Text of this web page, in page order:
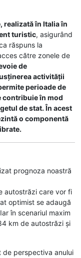
realizată în Italia în
turistic, asigurând
răspuns la
către zonele de
de
activității
perioade de
contribuie în mod
de stat. În acest
o componentă
prognoza noastră
autostrăzi care vor fi
optimist se adaugă
în scenariul maxim
km de autostrăzi și
de perspectiva anului